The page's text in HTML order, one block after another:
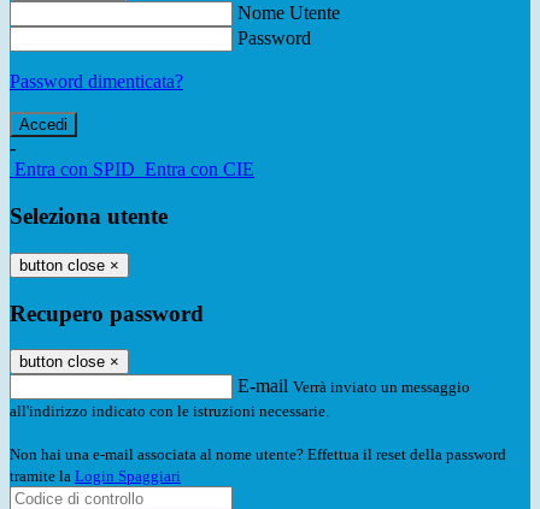
Nome Utente
Password
Password dimenticata?
-
Entra con SPID Entra con CIE
Seleziona utente
button close ×
Recupero password
button close ×
E-mail Verrà inviato un messaggio
all'indirizzo indicato con le istruzioni necessarie.
Non hai una e-mail associata al nome utente? Effettua il reset della password
tramite la Login Spaggiari